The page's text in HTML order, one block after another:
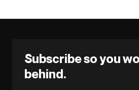
Subscribe so you
behind.